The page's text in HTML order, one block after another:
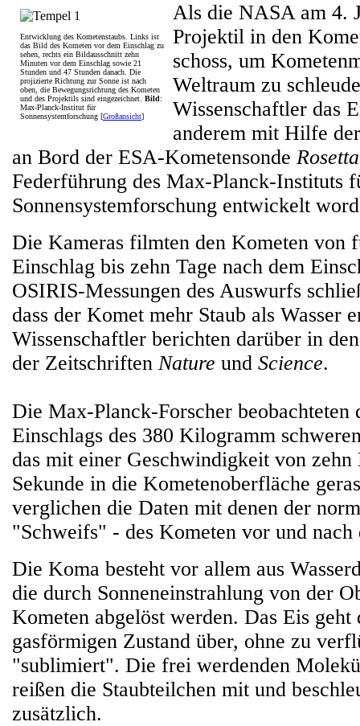
Entwicklung des Kometenstaubs. Links ist
das Bild des Kometen vor dem Einschlag zu
sehen, rechts ein Bildausschnitt zehn
Minuten vor dem Einschlag sowie 21
Stunden und 47 Stunden danach. Die
projizierte Richtung zur Sonne ist nach
oben, die Bewegungsrichtung des Kometen
und des Projektils sind eingezeichnet. Bild:
Max-Planck-Institut für
Sonnensystemforschung [Großansicht]
Als die NASA am 4.
Projektil in den
schoss, um
Weltraum zu
Wissenschaftler das
anderem mit Hilfe
an Bord der ESA-Kometensonde Rosetta
Federführung des Max-Planck-Instituts
Sonnensystemforschung entwickelt
Die Kameras filmten den Kometen von
Einschlag bis zehn Tage nach dem
OSIRIS-Messungen des Auswurfs
dass der Komet mehr Staub als Wasser
Wissenschaftler berichten darüber in
der Zeitschriften Nature und Science.
Die Max-Planck-Forscher beobachteten
Einschlags des 380 Kilogramm
das mit einer Geschwindigkeit von
Sekunde in die Kometenoberfläche
verglichen die Daten mit denen der
"Schweifs" - des Kometen vor und nach
Die Koma besteht vor allem aus
die durch Sonneneinstrahlung von der
Kometen abgelöst werden. Das Eis geht
gasförmigen Zustand über, ohne zu
"sublimiert". Die frei werdenden
reißen die Staubteilchen mit und
zusätzlich.